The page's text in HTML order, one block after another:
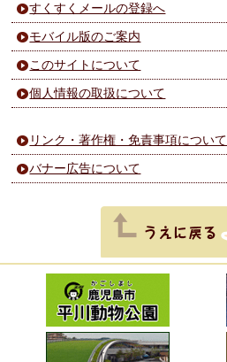
すくすくメールの登録へ
モバイル版のご案内
このサイトについて
個人情報の取扱について
リンク・著作権・免責事項について
バナー広告について